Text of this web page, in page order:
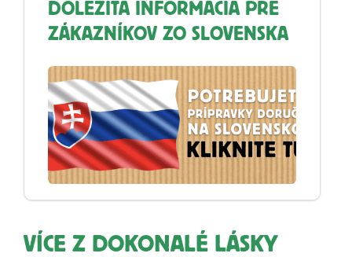
DÔLEŽITÁ INFORMÁCIA PRE
ZÁKAZNÍKOV ZO SLOVENSKA
VÍCE Z DOKONALÉ LÁSKY